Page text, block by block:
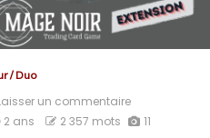
/Duo
un commentaireon
Mage
2 ans 2 357 mots 11